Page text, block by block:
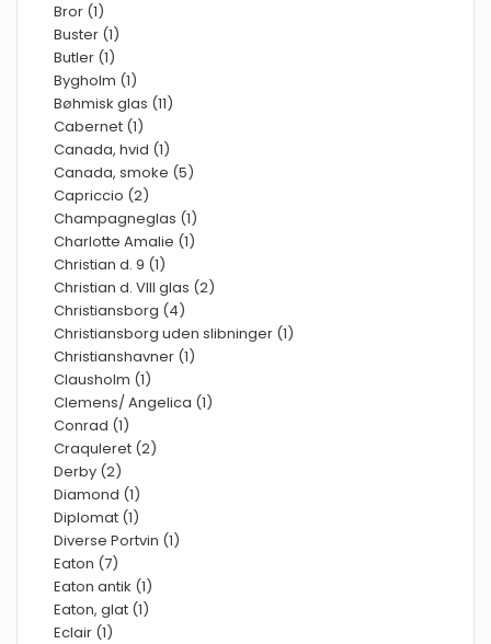
Bror (1)
Buster (1)
Butler (1)
Bygholm (1)
Bøhmisk glas (11)
Cabernet (1)
Canada, hvid (1)
Canada, smoke (5)
Capriccio (2)
Champagneglas (1)
Charlotte Amalie (1)
Christian d. 9 (1)
Christian d. VIII glas (2)
Christiansborg (4)
Christiansborg uden slibninger (1)
Christianshavner (1)
Clausholm (1)
Clemens/ Angelica (1)
Conrad (1)
Craquleret (2)
Derby (2)
Diamond (1)
Diplomat (1)
Diverse Portvin (1)
Eaton (7)
Eaton antik (1)
Eaton, glat (1)
Eclair (1)